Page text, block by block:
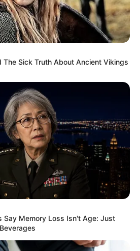
Curves—Now She's A Modeling
Every Football Fan Should
The Sick Truth About Ancient Vikings
Say Memory Loss Isn't Age: Just